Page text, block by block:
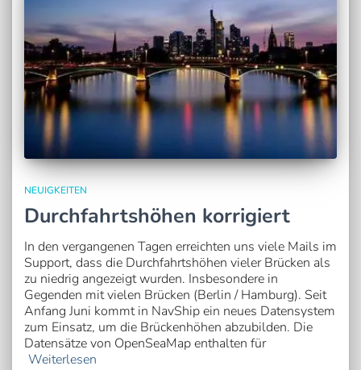
NEUIGKEITEN
Durchfahrtshöhen korrigiert
In den vergangenen Tagen erreichten uns viele Mails im
Support, dass die Durchfahrtshöhen vieler Brücken als
zu niedrig angezeigt wurden. Insbesondere in
Gegenden mit vielen Brücken (Berlin / Hamburg). Seit
Anfang Juni kommt in NavShip ein neues Datensystem
zum Einsatz, um die Brückenhöhen abzubilden. Die
Datensätze von OpenSeaMap enthalten für
Weiterlesen